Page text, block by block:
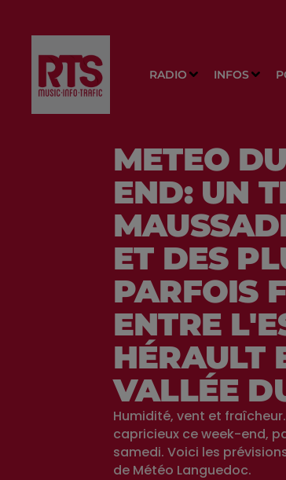
RADIO INFOS
METEO
END: UN
ET DES
PARFOIS
ENTRE
HÉRAULT
VALLÉE
Humidité, vent et
capricieux ce week-end,
samedi. Voici les
de Météo Languedoc.